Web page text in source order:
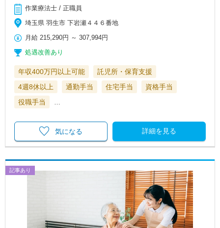
作業療法士 / 正職員
埼玉県 羽生市 下岩瀬４４６番地
月給 215,290円 ～307,994円
処遇改善あり
年収400万円以上可能
託児所・保育支援
4週8休以上
通勤手当 住宅手当
資格手当
役職手当
詳細を見る
気になる
記事あり